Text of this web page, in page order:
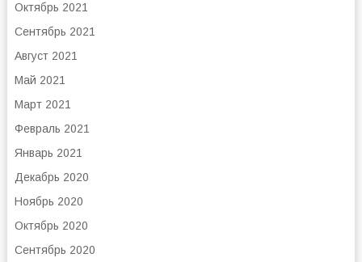
Октябрь 2021
Сентябрь 2021
Август 2021
Май 2021
Март 2021
Февраль 2021
Январь 2021
Декабрь 2020
Ноябрь 2020
Октябрь 2020
Сентябрь 2020